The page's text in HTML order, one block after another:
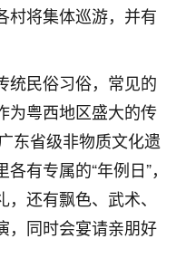
村将集体巡游，并有
统民俗习俗，常见的
为粤西地区盛大的传
东省级非物质文化遗
有专属的“年例日”，
还有飘色、武术、
，同时会宴请亲朋好
给我奶奶做超度，她今年
离世，刚开始我经常
友介绍，找到慧来老
梦再也没有梦到过
，图个心安，给亡母
也不行。